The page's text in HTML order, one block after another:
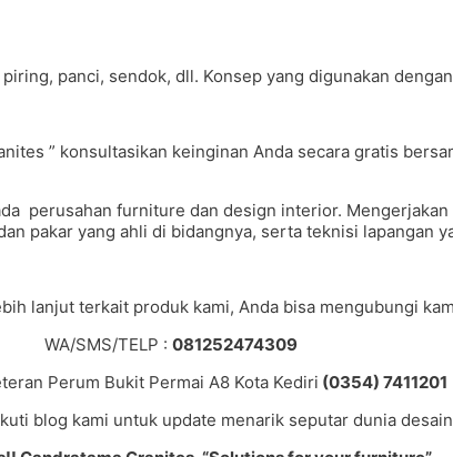
panci, sendok, dll. Konsep yang digunakan
” konsultasikan keinginan Anda secara gratis
perusahan furniture dan design interior.
pakar yang ahli di bidangnya, serta teknisi lapangan
lanjut terkait produk kami, Anda bisa mengubungi
WA/SMS/TELP : 081252474309
Perum Bukit Permai A8 Kota Kediri (0354) 7411201
blog kami untuk update menarik seputar dunia